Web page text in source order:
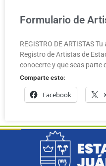
Formulario de
REGISTRO DE ARTISTAS
Registro de Artistas de
conocerte y que seas parte
Comparte esto:
Facebook